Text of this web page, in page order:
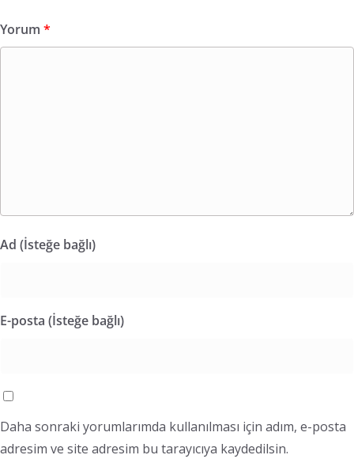
Yorum *
Ad (İsteğe bağlı)
E-posta (İsteğe bağlı)
Daha sonraki yorumlarımda kullanılması için adım, e-posta
adresim ve site adresim bu tarayıcıya kaydedilsin.